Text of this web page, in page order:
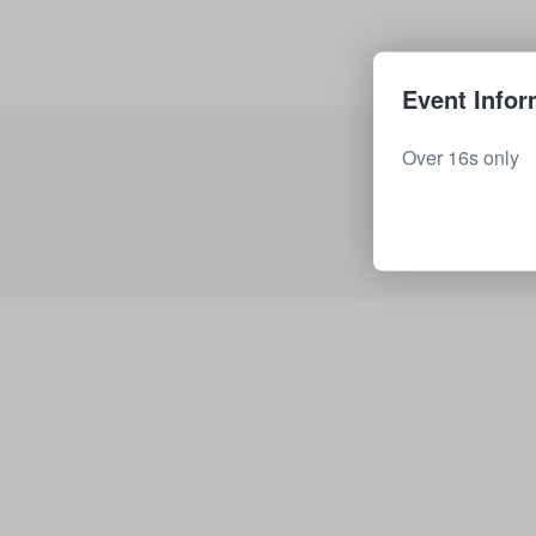
Event
Over 16s only